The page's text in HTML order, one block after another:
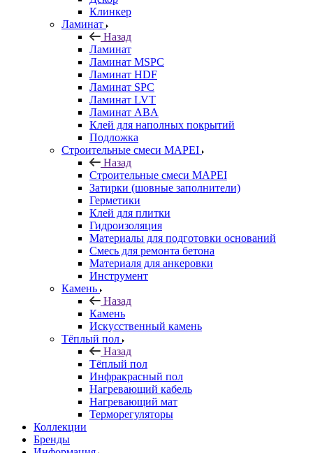
Клинкер
Ламинат
Назад
Ламинат
Ламинат MSPC
Ламинат HDF
Ламинат SPC
Ламинат LVT
Ламинат ABA
Клей для наполных покрытий
Подложка
Строительные смеси MAPEI
Назад
Строительные смеси MAPEI
Затирки (шовные заполнители)
Герметики
Клей для плитки
Гидроизоляция
Материалы для подготовки оснований
Смесь для ремонта бетона
Материаля для анкеровки
Инструмент
Камень
Назад
Камень
Искусственный камень
Тёплый пол
Назад
Тёплый пол
Инфракрасный пол
Нагревающий кабель
Нагревающий мат
Терморегуляторы
Коллекции
Бренды